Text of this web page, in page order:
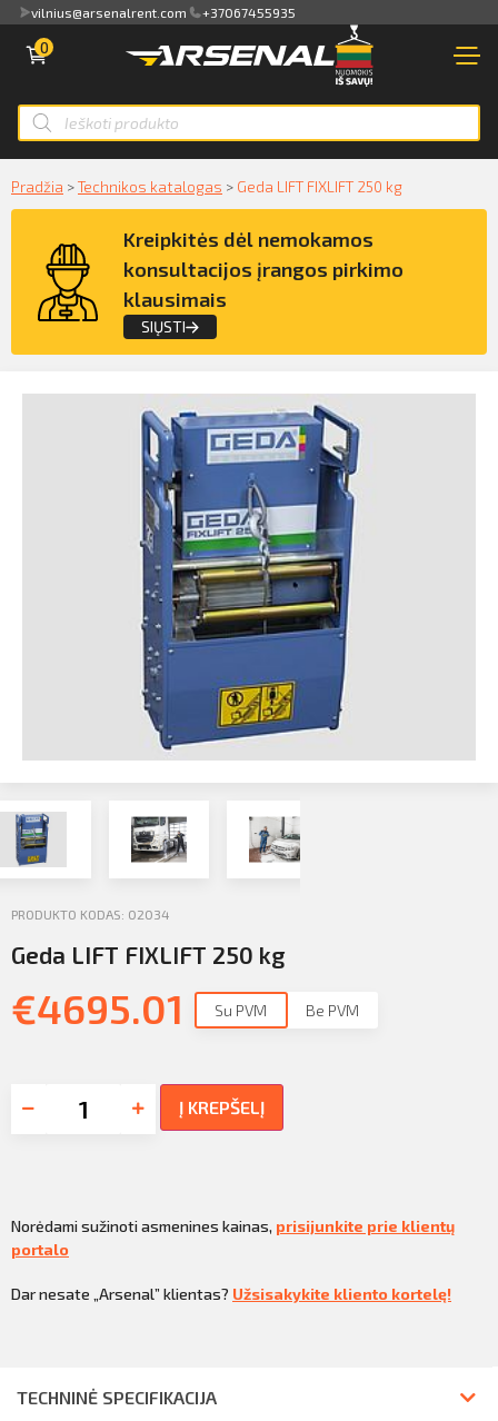
vilnius@arsenalrent.com +37067455935
0
PARDUOTUVĖ NUOMA
PARDAVIMAS
NAUDOTA TECHNIKA
NUOMA
PASLAUGOS
Akti, atlikumi objektos
Pasiūlymai
Mokėjimų sąrašas
Profilio informacija
ID card
Mobile ID
Pradžia >Technikos katalogas > Geda LIFT FIXLIFT 250 kg
Kreipkitės dėl nemokamos
konsultacijos įrangos pirkimo
klausimais
SIŲSTI
pirkimo klausimais
SIŲSTI
PRODUKTO KODAS: 02034
Geda LIFT FIXLIFT 250 kg
€4695.01 Su PVM Be PVM
Į KREPŠELĮ
Norėdami sužinoti asmenines kainas, prisijunkite prie klientų
portalo
Dar nesate „Arsenal” klientas? Užsisakykite kliento kortelę!
TECHNINĖ SPECIFIKACIJA